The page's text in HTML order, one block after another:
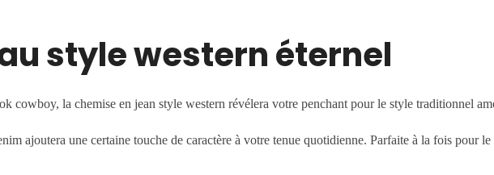
style western éternel
cowboy, la chemise en jean style western révélera votre penchant pour le style traditionnel
ajoutera une certaine touche de caractère à votre tenue quotidienne. Parfaite à la fois pour